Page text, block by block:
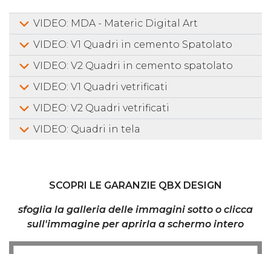
VIDEO: MDA - Materic Digital Art
VIDEO: V1 Quadri in cemento Spatolato
VIDEO: V2 Quadri in cemento spatolato
VIDEO: V1 Quadri vetrificati
VIDEO: V2 Quadri vetrificati
VIDEO: Quadri in tela
SCOPRI LE GARANZIE QBX DESIGN
sfoglia la galleria delle immagini sotto o clicca
sull'immagine per aprirla a schermo intero